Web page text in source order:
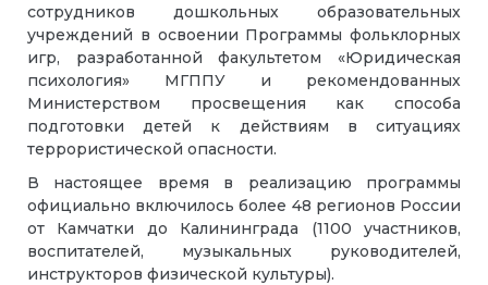
сотрудников дошкольных образовательных
учреждений в освоении Программы фольклорных
игр, разработанной факультетом «Юридическая
психология» МГППУ и рекомендованных
Министерством просвещения как способа
подготовки детей к действиям в ситуациях
террористической опасности.
В настоящее время в реализацию программы
официально включилось более 48 регионов России
от Камчатки до Калининграда (1100 участников,
воспитателей, музыкальных руководителей,
инструкторов физической культуры).